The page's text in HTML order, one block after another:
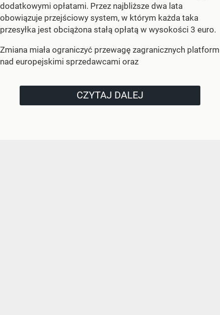
dodatkowymi opłatami. Przez najbliższe dwa lata
obowiązuje przejściowy system, w którym każda taka
przesyłka jest obciążona stałą opłatą w wysokości 3 euro.
Zmiana miała ograniczyć przewagę zagranicznych platform
nad europejskimi sprzedawcami oraz
CZYTAJ DALEJ